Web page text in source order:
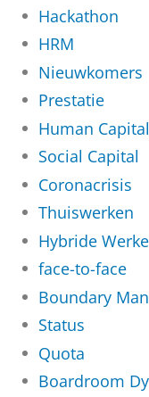
Hackathon
HRM
Nieuwkomers
Prestatie
Human Capital
Social Capital
Coronacrisis
Thuiswerken
Hybride
face-to-face
Boundary
Status
Quota
Boardroom